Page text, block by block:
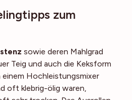
zum
sowie deren Mahlgrad
Teig und auch die Keksform
einem Hochleistungsmixer
oft klebrig-ölig waren,